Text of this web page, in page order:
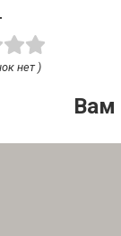
нет )
Вам